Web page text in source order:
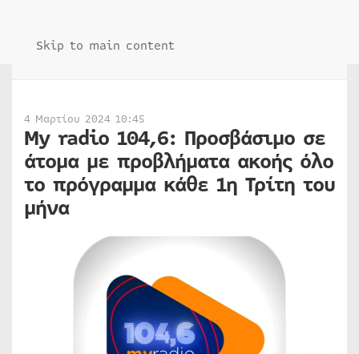
Skip to main content
4 Μαρτίου 2024 10:45
My radio 104,6: Προσβάσιμο σε
άτομα με προβλήματα ακοής όλο
το πρόγραμμα κάθε 1η Τρίτη του
μήνα